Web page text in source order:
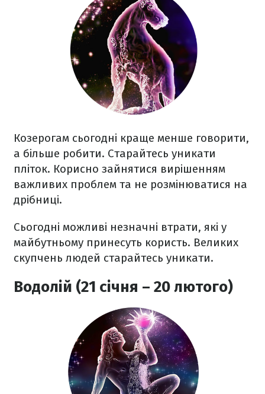
Козерогам сьогодні краще менше говорити,
а більше робити. Старайтесь уникати
пліток. Корисно зайнятися вирішенням
важливих проблем та не розмінюватися на
дрібниці.
Сьогодні можливі незначні втрати, які у
майбутньому принесуть користь. Великих
скупчень людей старайтесь уникати.
Водолій (21 січня – 20 лютого)